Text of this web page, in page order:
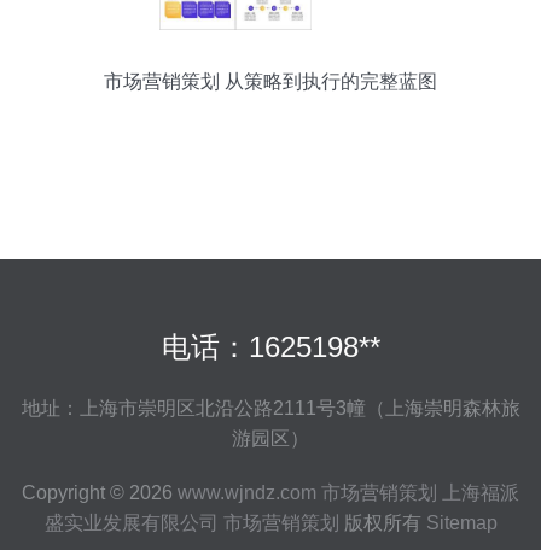
市场营销策划 从策略到执行的完整蓝图
电话：1625198**
地址：上海市崇明区北沿公路2111号3幢（上海崇明森林旅
游园区）
Copyright © 2026 www.wjndz.com 市场营销策划
上海福派
盛实业发展有限公司 市场营销策划 版权所有 Sitemap